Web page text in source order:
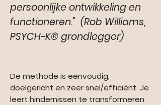
persoonlijke ontwikkeling en
functioneren.” (Rob Williams,
PSYCH-K® grondlegger)
De methode is eenvoudig,
doelgericht en zeer snel/efficiënt. Je
leert hindernissen te transformeren